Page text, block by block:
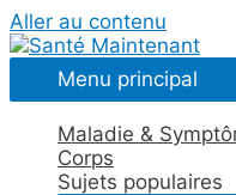
Aller au contenu
Menu principal
Maladie &
Corps
Sujets populaires